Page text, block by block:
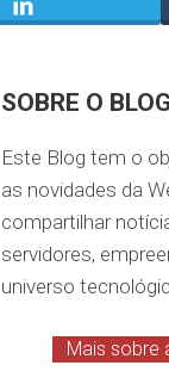
SOBRE O BLOG
Este Blog tem o
as novidades da
compartilhar
servidores,
universo
Mais sobre